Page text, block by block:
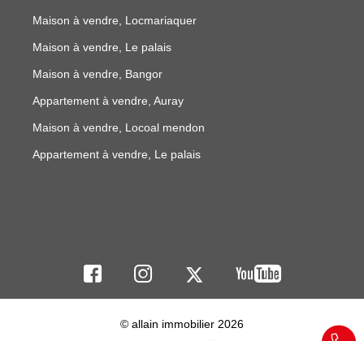
Maison à vendre, Locmariaquer
Maison à vendre, Le palais
Maison à vendre, Bangor
Appartement à vendre, Auray
Maison à vendre, Locoal mendon
Appartement à vendre, Le palais
© allain immobilier 2026